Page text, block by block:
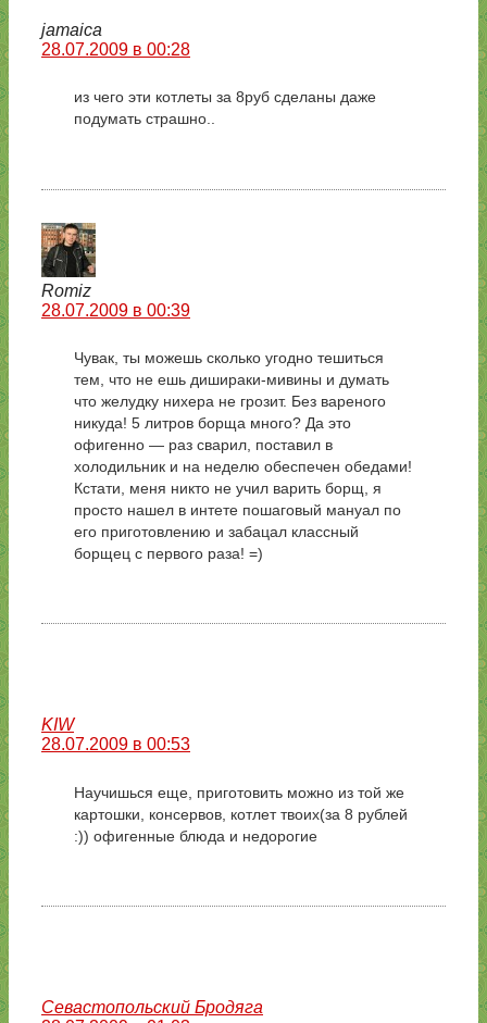
jamaica
28.07.2009 в 00:28
из чего эти котлеты за 8руб сделаны даже
подумать страшно..
Romiz
28.07.2009 в 00:39
Чувак, ты можешь сколько угодно тешиться
тем, что не ешь дишираки-мивины и думать
что желудку нихера не грозит. Без вареного
никуда! 5 литров борща много? Да это
офигенно — раз сварил, поставил в
холодильник и на неделю обеспечен обедами!
Кстати, меня никто не учил варить борщ, я
просто нашел в интете пошаговый мануал по
его приготовлению и забацал классный
борщец с первого раза! =)
KIW
28.07.2009 в 00:53
Научишься еще, приготовить можно из той же
картошки, консервов, котлет твоих(за 8 рублей
:)) офигенные блюда и недорогие
Севастопольский Бродяга